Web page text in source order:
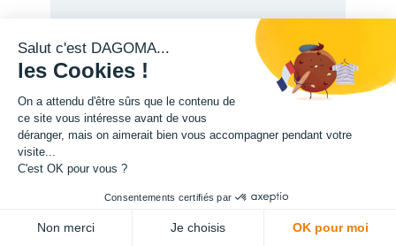
Description
Salut c'est DAGOMA...
les Cookies !
On a attendu d'être sûrs que le contenu de
ce site vous intéresse avant de vous
déranger, mais on aimerait bien vous accompagner pendant votre
visite...
C'est OK pour vous ?
Consentements certifiés par
Non merci Je choisis OK pour moi